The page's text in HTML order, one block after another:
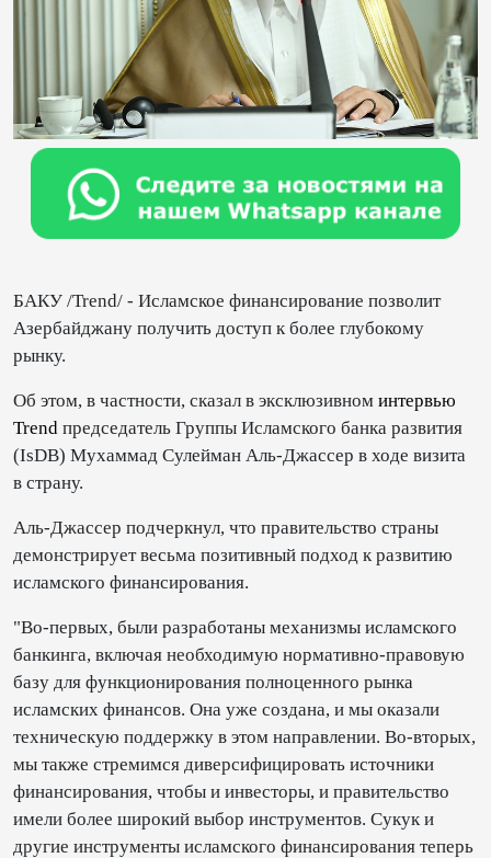
БАКУ /Trend/ - Исламское финансирование позволит
Азербайджану получить доступ к более глубокому
рынку.
Об этом, в частности, сказал в эксклюзивном интервью
Trend председатель Группы Исламского банка развития
(IsDB) Мухаммад Сулейман Аль-Джассер в ходе визита
в страну.
Аль-Джассер подчеркнул, что правительство страны
демонстрирует весьма позитивный подход к развитию
исламского финансирования.
"Во-первых, были разработаны механизмы исламского
банкинга, включая необходимую нормативно-правовую
базу для функционирования полноценного рынка
исламских финансов. Она уже создана, и мы оказали
техническую поддержку в этом направлении. Во-вторых,
мы также стремимся диверсифицировать источники
финансирования, чтобы и инвесторы, и правительство
имели более широкий выбор инструментов. Сукук и
другие инструменты исламского финансирования теперь